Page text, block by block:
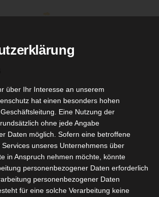
über Ihr Interesse an unserem
hat einen besonders hohen
Eine Nutzung der
ohne jede Angabe
Daten möglich. Sofern eine betroffene
unseres Unternehmens über
in Anspruch nehmen möchte, könnte
personenbezogener Daten erforderlich
personenbezogener Daten
für eine solche Verarbeitung keine